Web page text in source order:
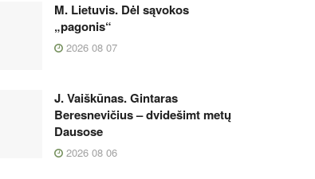
M. Lietuvis. Dėl sąvokos
„pagonis“
2026 08 07
J. Vaiškūnas. Gintaras
Beresnevičius – dvidešimt metų
Dausose
2026 08 06